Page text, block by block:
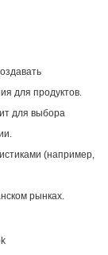
для продуктов.
для выбора
(например,
рынках.